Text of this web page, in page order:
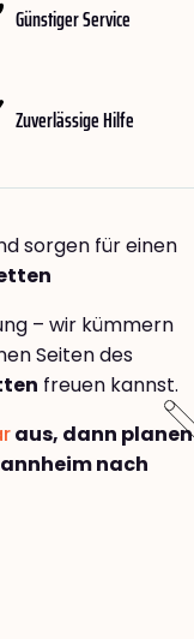
Günstiger Service
Zuverlässige Hilfe
sorgen für einen
– wir kümmern
Seiten des
freuen kannst.
aus, dann planen
nach